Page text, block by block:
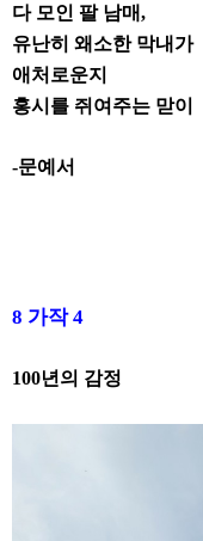
다 모인 팔 남매,
유난히 왜소한 막내가
애처로운지
홍시를 쥐여주는 맏이
-문예서
8 가작4
100년의 감정